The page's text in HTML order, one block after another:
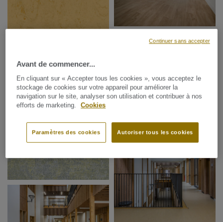
Avant de commencer...
En cliquant sur « Accepter tous les cookies », vous acceptez le
stockage de cookies sur votre appareil pour améliorer la
navigation sur le site, analyser son utilisation et contribuer à nos
efforts de marketing.
Cookies
Autoriser tous les cookies
Paramètres des cookies
Continuer sans accepter